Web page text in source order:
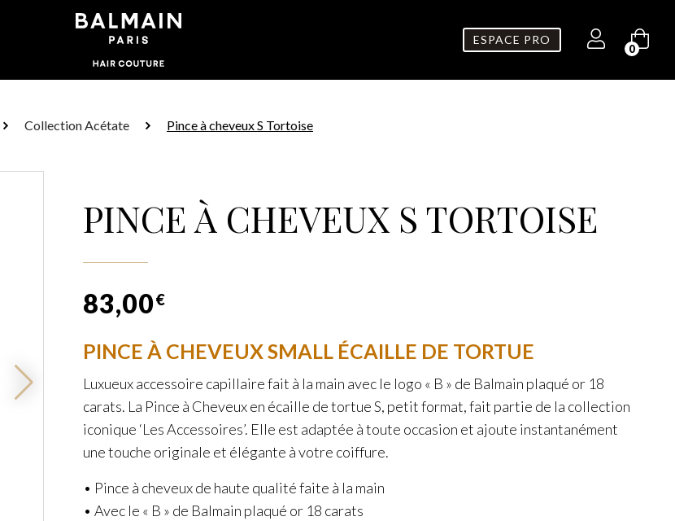
ESPACE PRO
0
Collection Acétate Pince à cheveux S Tortoise
PINCE À CHEVEUX S TORTOISE
83,00€
PINCE À CHEVEUX SMALL ÉCAILLE DE TORTUE
Luxueux accessoire capillaire fait à la main avec le logo « B » de Balmain plaqué or 18
carats. La Pince à Cheveux en écaille de tortue S, petit format, fait partie de la collection
iconique ‘Les Accessoires’. Elle est adaptée à toute occasion et ajoute instantanément
une touche originale et élégante à votre coiffure.
• Pince à cheveux de haute qualité faite à la main
• Avec le « B » de Balmain plaqué or 18 carats